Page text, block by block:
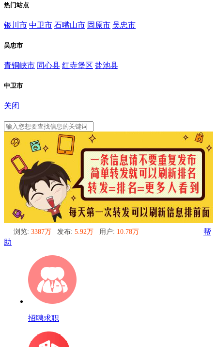
热门站点
银川市 中卫市 石嘴山市 固原市 吴忠市
吴忠市
青铜峡市 同心县 红寺堡区 盐池县
中卫市
关闭
浏览: 3387万 发布: 5.92万 用户: 10.78万
帮
助
招聘求职